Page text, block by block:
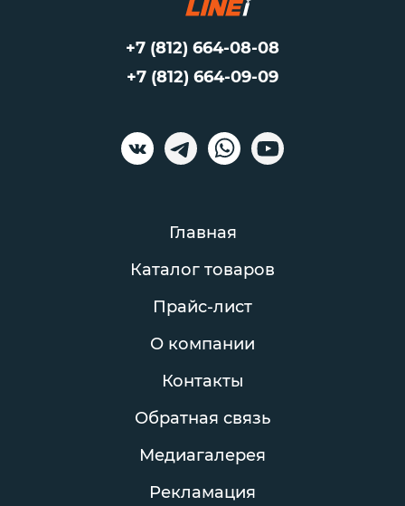
Главная
Каталог товаров
Прайс-лист
О компании
Контакты
Обратная связь
Медиагалерея
Рекламация
+7 (812) 664-08-08
+7 (812) 664-09-09